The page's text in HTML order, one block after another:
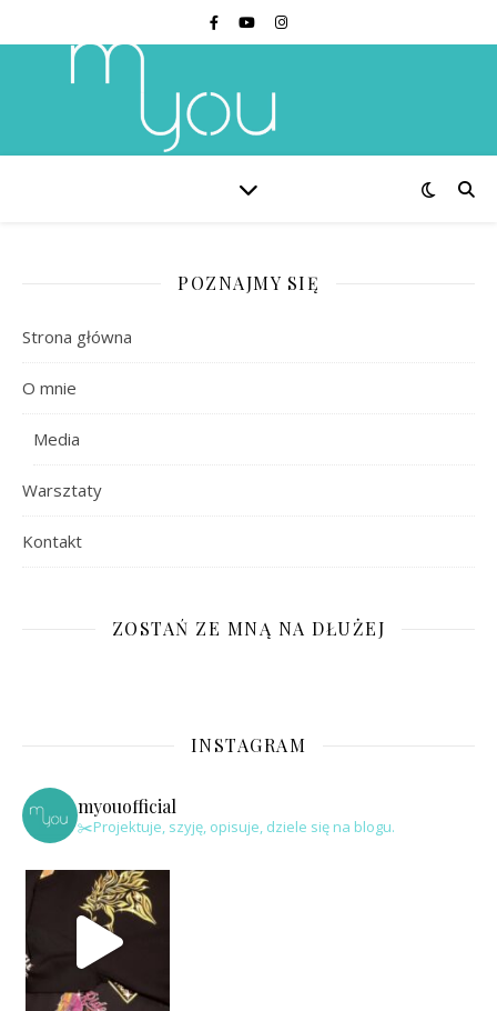
POZNAJMY SIĘ
Strona główna
O mnie
Media
Warsztaty
Kontakt
ZOSTAŃ ZE MNĄ NA DŁUŻEJ
INSTAGRAM
myouofficial
✂️Projektuje, szyję, opisuje, dziele się na blogu.